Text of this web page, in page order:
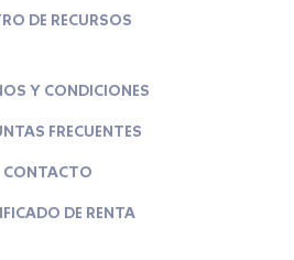
DE RECURSOS
Y CONDICIONES
FRECUENTES
CONTACTO
DE RENTA